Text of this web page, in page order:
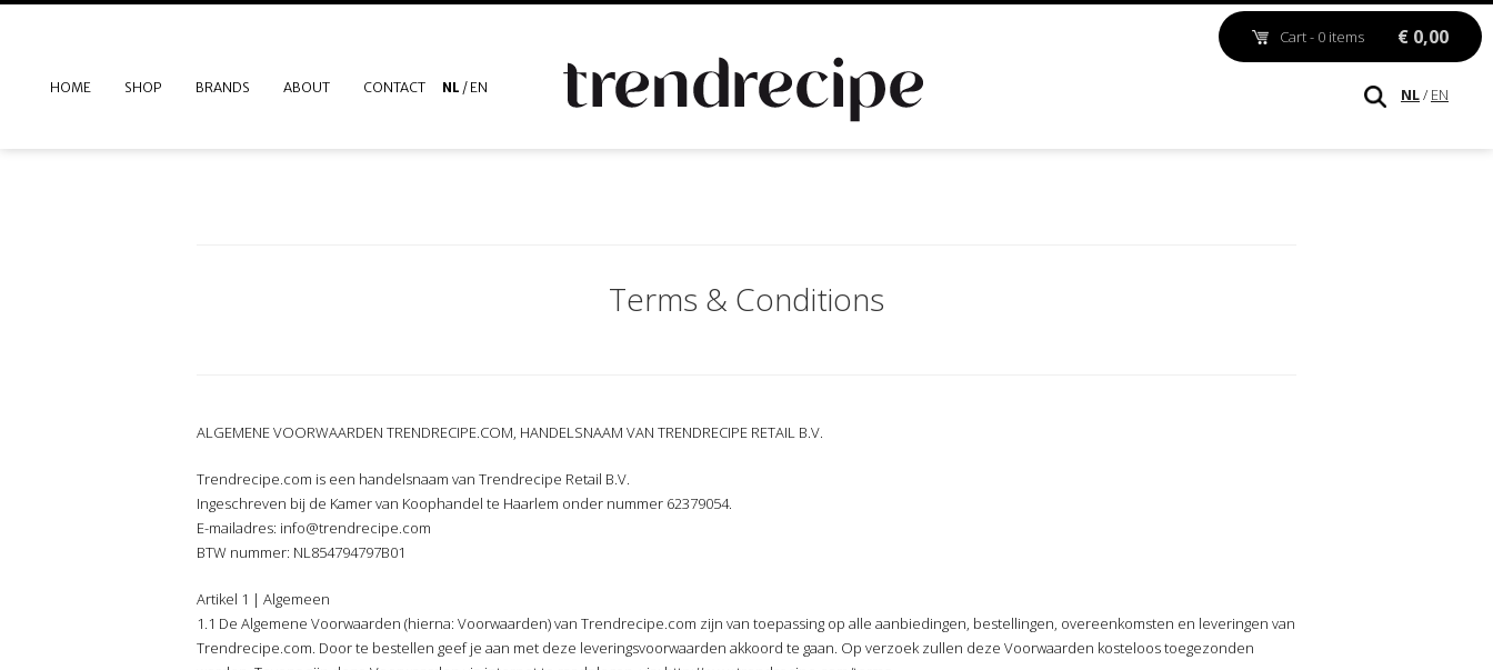
Cart - 0 items € 0,00
NL/ EN
HOME SHOP BRANDS ABOUT CONTACT NL / EN
Terms & Conditions
ALGEMENE VOORWAARDEN TRENDRECIPE.COM, HANDELSNAAM VAN TRENDRECIPE RETAIL B.V.
Trendrecipe.com is een handelsnaam van Trendrecipe Retail B.V.
Ingeschreven bij de Kamer van Koophandel te Haarlem onder nummer 62379054.
E-mailadres: info@trendrecipe.com
BTW nummer: NL854794797B01
Artikel 1 | Algemeen
1.1 De Algemene Voorwaarden (hierna: Voorwaarden) van Trendrecipe.com zijn van toepassing op alle aanbiedingen, bestellingen, overeenkomsten en leveringen van
Trendrecipe.com. Door te bestellen geef je aan met deze leveringsvoorwaarden akkoord te gaan. Op verzoek zullen deze Voorwaarden kosteloos toegezonden